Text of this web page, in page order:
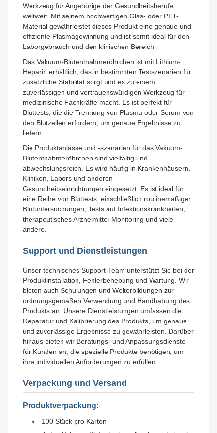
Werkzeug für Angehörige der Gesundheitsberufe
weltweit. Mit seinem hochwertigen Glas- oder PET-
Material gewährleistet dieses Produkt eine genaue und
effiziente Plasmagewinnung und ist somit ideal für den
Laborgebrauch und den klinischen Bereich.
Das Vakuum-Blutentnahmeröhrchen ist mit Lithium-
Heparin erhältlich, das in bestimmten Testszenarien für
zusätzliche Stabilität sorgt und es zu einem
zuverlässigen und vertrauenswürdigen Werkzeug für
medizinische Fachkräfte macht. Es ist perfekt für
Bluttests, die die Trennung von Plasma oder Serum von
den Blutzellen erfordern, um genaue Ergebnisse zu
liefern.
Die Produktanlässe und -szenarien für das Vakuum-
Blutentnahmeröhrchen sind vielfältig und
abwechslungsreich. Es wird häufig in Krankenhäusern,
Kliniken, Labors und anderen
Gesundheitseinrichtungen eingesetzt. Es ist ideal für
eine Reihe von Bluttests, einschließlich routinemäßiger
Blutuntersuchungen, Tests auf Infektionskrankheiten,
therapeutisches Arzneimittel-Monitoring und viele
andere.
Support und Dienstleistungen
Unser technisches Support-Team unterstützt Sie bei der
Produktinstallation, Fehlerbehebung und Wartung. Wir
bieten auch Schulungen und Weiterbildungen zur
ordnungsgemäßen Verwendung und Handhabung des
Produkts an. Unsere Dienstleistungen umfassen die
Reparatur und Kalibrierung des Produkts, um genaue
und zuverlässige Ergebnisse zu gewährleisten. Darüber
hinaus bieten wir Beratungs- und Anpassungsdienste
für Kunden an, die spezielle Produkte benötigen, um
ihre individuellen Anforderungen zu erfüllen.
Verpackung und Versand
Produktverpackung:
100 Stück pro Karton